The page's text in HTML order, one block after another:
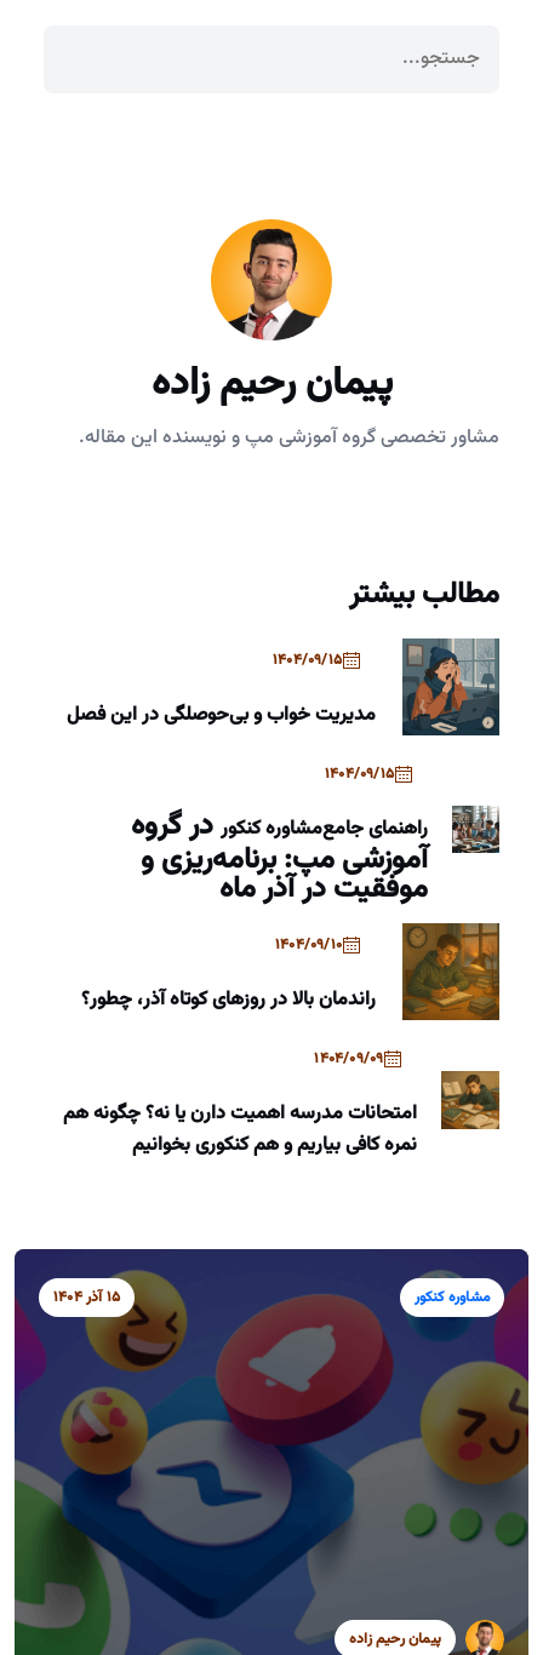
پیمان رحیم زاده
مشاور تخصصی گروه آموزشی مپ و نویسنده این مقاله.
مطالب بیشتر
1404/09/15
مدیریت خواب و بی‌حوصلگی در این فصل
1404/09/15
راهنمای جامعمشاوره کنکوردر گروه
آموزشی مپ: برنامه‌ریزی و
موفقیت در آذر ماه
1404/09/10
راندمان بالا در روزهای کوتاه آذر، چطور؟
1404/09/09
امتحانات مدرسه اهمیت دارن یا نه؟ چگونه هم
نمره کافی بیاریم و هم کنکوری بخوانیم
سید محمد موسوی
مشاوره کنکور 15 آذر 1404
پیمان رحیم زاده
سید محمد موسوی